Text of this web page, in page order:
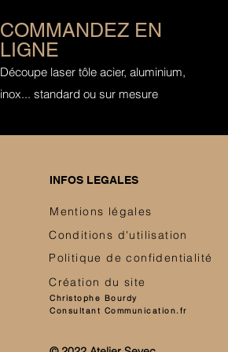
COMMANDEZ EN
LIGNE
Découpe laser tôle acier, aluminium,
inox... standard ou sur mesure
INFOS LEGALES
Mentions légales
Conditions d'utilisation
Politique de confidentialité
Christophe Bourdy
Consultant Communication.fr
Création du site